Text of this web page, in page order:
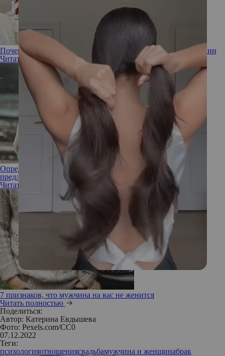
Почему мужчины не хотят жениться рано: 5 основных причин
Читать полностью
Определены три главные составляющие идеального
предложения руки и сердца
Читать полностью
7 признаков, что мужчина на вас не женится
Читать полностью
Поделиться:
Автор: Катерина Евдышева
Фото: Pexels.com/CC0
07.12.2022
Теги:
психологияотношениясвадьбамужчина и женщинабрак